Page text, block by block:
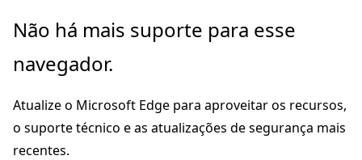
Pular
o
principal
Não há mais suporte para esse
navegador.
Atualize o Microsoft Edge para aproveitar os recursos,
o suporte técnico e as atualizações de segurança mais
recentes.